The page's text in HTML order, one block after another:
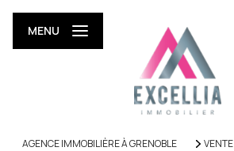
MENU
AGENCE IMMOBILIÈRE À GRENOBLE VENTE